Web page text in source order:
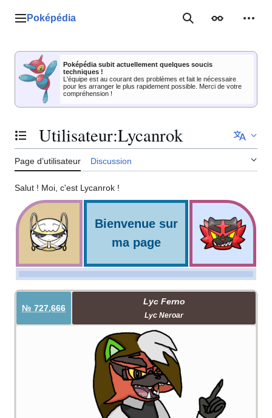
Menu principal
Poképédia RechercherApparence
Poképédia subit actuellement quelques soucis
techniques !
L'équipe est au courant des problèmes et fait le nécessaire
pour les arranger le plus rapidement possible. Merci de votre
compréhension !
Basculer la table des matières
Utilisateur:Lycanrok
Page d’utilisateur Discussion
Salut ! Moi, c'est Lycanrok !
Bienvenue sur
ma page
№ 727,666
Lyc Ferno
Lyc Neroar